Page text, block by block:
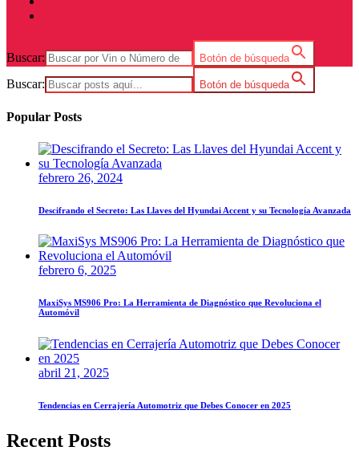
Buscar: Botón de búsqueda
Buscar: Botón de búsqueda
Popular Posts
febrero 26, 2024
Descifrando el Secreto: Las Llaves del Hyundai Accent y su Tecnología Avanzada
febrero 6, 2025
MaxiSys MS906 Pro: La Herramienta de Diagnóstico que Revoluciona el
Automóvil
abril 21, 2025
Tendencias en Cerrajería Automotriz que Debes Conocer en 2025
Recent Posts